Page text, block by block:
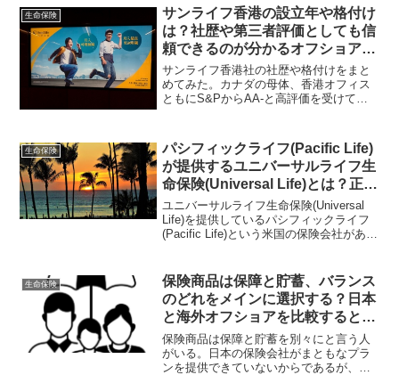
うか？複雑なものとシンプルなものはど
ちらが良いのだろうか？
生命保険
サンライフ香港の設立年や格付け
は？社歴や第三者評価としても信
頼できるのが分かるオフショア金
融センターの生命保険会社！
サンライフ香港社の社歴や格付けをまと
めてみた。カナダの母体、香港オフィス
ともにS&PからAA-と高評価を受けてい
と比較して利回りが大きく異なり、優れ
た商品特性も併せ持っている。
生命保険
パシフィックライフ(Pacific Life)
が提供するユニバーサルライフ生
命保険(Universal Life)とは？正規
代理店と調整しながら契約する商
品！
ユニバーサルライフ生命保険(Universal
Life)を提供しているパシフィックライフ
(Pacific Life)という米国の保険会社があ
パシフィックライフは日本人でも契約可
能なのだろうか？
生命保険
保険商品は保障と貯蓄、バランス
のどれをメインに選択する？日本
と海外オフショアを比較すると国
内に良いプランがないのは明ら
か！
保険商品は保障と貯蓄を別々にと言う人
がいる。日本の保険会社がまともなプラ
ンを提供できていないからであるが、国